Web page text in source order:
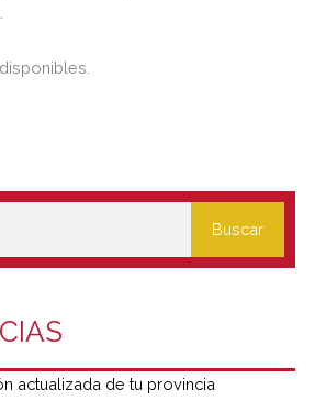
Buscar
actualizada de tu provincia